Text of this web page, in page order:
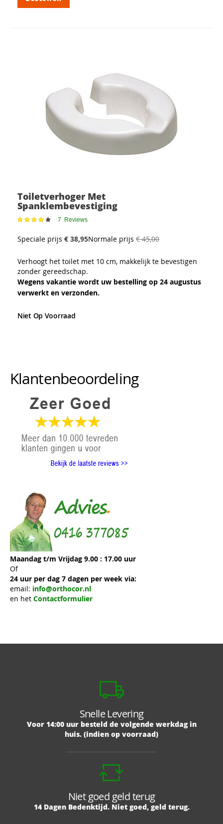
Toiletverhoger Met
Spanklembevestiging
Waardering:7 Reviews
Speciale prijs € 38,95Normale prijs € 45,00
Verhoogt het toilet met 10 cm, makkelijk te bevestigen
zonder gereedschap.
Wegens vakantie wordt uw bestelling op 24 augustus
verwerkt en verzonden.
Niet Op Voorraad
Klantenbeoordeling
Maandag t/m Vrijdag 9.00 : 17.00 uur
Of
24 uur per dag 7 dagen per week via:
email: info@orthocor.nl
en het Contactformulier
Snelle Levering
Voor 14:00 uur besteld de volgende werkdag in
huis. (indien op voorraad)
Niet goed geld terug
14 Dagen Bedenktijd. Niet goed, geld terug.